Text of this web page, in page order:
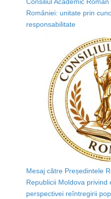
României: unitate prin
responsabilitate
Mesaj către Președintele
Republicii Moldova
perspectivei reîntregirii